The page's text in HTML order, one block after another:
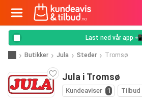
Last ned vår app 📲
Butikker Jula Steder Tromsø
Jula i Tromsø
Kundeaviser 1 Tilbud